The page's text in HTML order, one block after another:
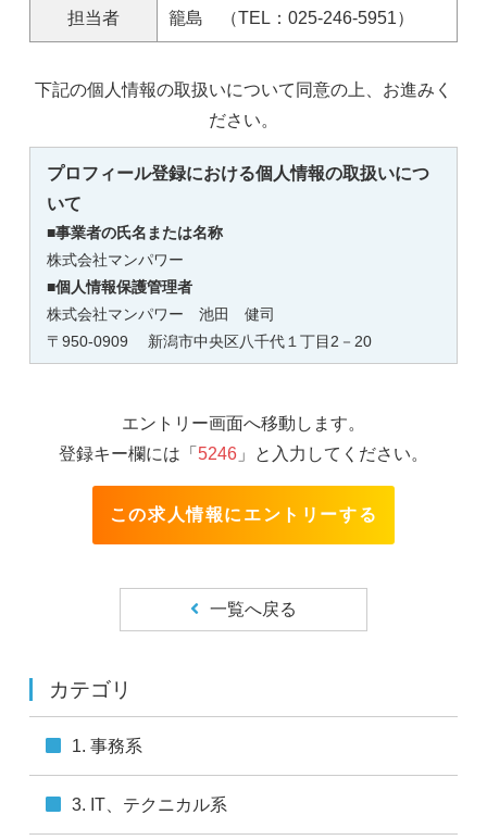
担当者 籠島 （TEL：025-246-5951）
下記の個人情報の取扱いについて同意の上、お進みく
ださい。
プロフィール登録における個人情報の取扱いにつ
いて
■事業者の氏名または名称
株式会社マンパワー
■個人情報保護管理者
株式会社マンパワー 池田 健司
〒950-0909 新潟市中央区八千代１丁目2－20
TEL：025-246-5952 E-mail：ikeda2895@mpniigata.jp
■個人情報の利用目的
取得した個人情報は、プロフィール登録、面接、登録の
■個人情報の第三者提供について
■個人情報の取扱いの委託について
■開示対象個人情報の開示等および問合せ窓口について
本人からの求めにより、当社が保有する開示対象個人情
報の利用目的の通知・開示・内容の訂正・追加または削
除・利用の停止・消去（「開示等」といいます。）に応
じます。
開示等の手続きについては、こちら
エントリー画面へ移動します。
登録キー欄には「 5246 」と入力してください。
この求人情報にエントリーする
一覧へ戻る
カテゴリ
1. 事務系
3. IT、テクニカル系